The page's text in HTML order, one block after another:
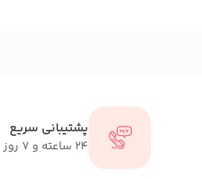
پشتیبانی سریع
24 ساعته و 7 روز هفته